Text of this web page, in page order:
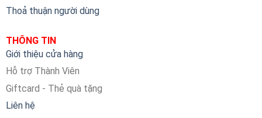
Thoả thuận người dùng
THÔNG TIN
Giới thiệu cửa hàng
Hỗ trợ Thành Viên
Giftcard - Thẻ quà tặng
Liên hệ